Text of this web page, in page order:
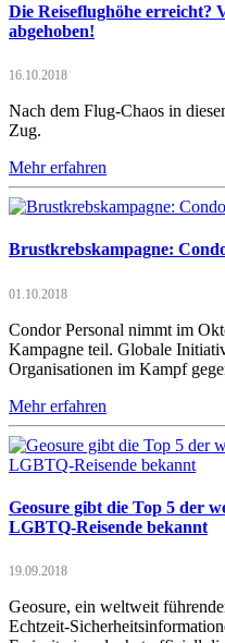
Die Reiseflughöhe erreicht?
abgehoben!
16.10.2018
Nach dem Flug-Chaos in
Zug.
Mehr erfahren
Brustkrebskampagne:
01.10.2018
Condor Personal nimmt im
Kampagne teil. Globale
Organisationen im Kampf
Mehr erfahren
Geosure gibt die Top 5 der
LGBTQ-Reisende bekannt
19.09.2018
Geosure, ein weltweit
Echtzeit-